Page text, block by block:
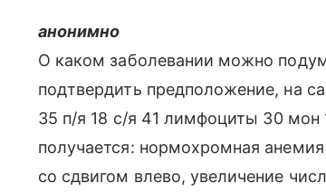
анонимно
О каком заболевании можно
подтвердить предположение, на
35 п/я 18 с/я 41 лимфоциты 30 мон
получается: нормохромная
со сдвигом влево, увеличение